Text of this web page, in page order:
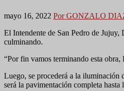
mayo 16, 2022 Por GONZALO
El Intendente de San Pedro de
culminando.
“Por fin vamos terminando esta
Luego, se procederá a la iluminación
será la pavimentación completa hasta